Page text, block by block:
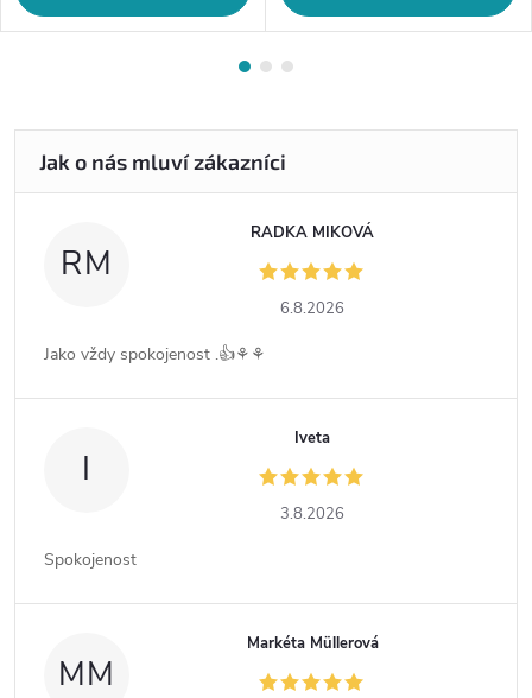
RM
RADKA MIKOVÁ
6.8.2026
Jako vždy spokojenost .👍⚘️⚘️
I
Iveta
3.8.2026
Spokojenost
MM
Markéta Müllerová